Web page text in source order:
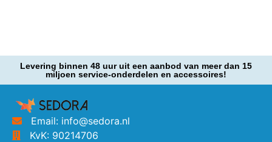
Levering binnen 48 uur uit een aanbod van meer dan 15
miljoen service-onderdelen en accessoires!
Email: info@sedora.nl
KvK: 90214706